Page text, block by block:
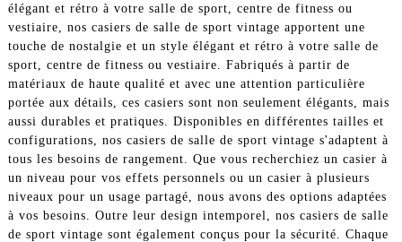
élégant et rétro à votre salle de sport, centre de fitness ou
vestiaire, nos casiers de salle de sport vintage apportent une
touche de nostalgie et un style élégant et rétro à votre salle de
sport, centre de fitness ou vestiaire. Fabriqués à partir de
matériaux de haute qualité et avec une attention particulière
portée aux détails, ces casiers sont non seulement élégants, mais
aussi durables et pratiques. Disponibles en différentes tailles et
configurations, nos casiers de salle de sport vintage s'adaptent à
tous les besoins de rangement. Que vous recherchiez un casier à
un niveau pour vos effets personnels ou un casier à plusieurs
niveaux pour un usage partagé, nous avons des options adaptées
à vos besoins. Outre leur design intemporel, nos casiers de salle
de sport vintage sont également conçus pour la sécurité. Chaque